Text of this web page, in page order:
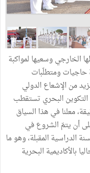
الخارجي وسعيها لمواكبة
حاجيات ومتطلّبات
من الإشعاع الدولي
البحري تستقطب
معلنا في هذا السياق
أن يتمّ الشروع في
الدراسية المقبلة، وهو ما
بالأكاديمية البحرية